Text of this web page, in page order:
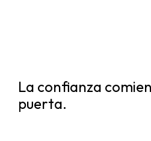
La confianza
puerta.